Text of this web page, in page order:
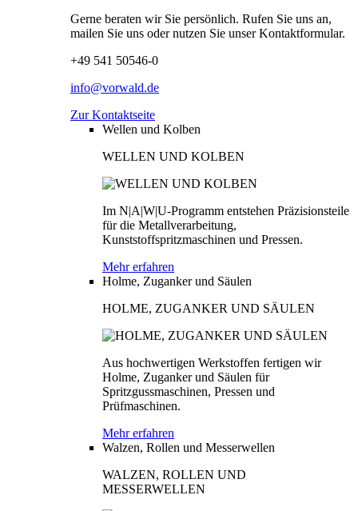
Gerne beraten wir Sie persönlich. Rufen Sie uns an,
mailen Sie uns oder nutzen Sie unser Kontaktformular.
+49 541 50546-0
info@vorwald.de
Zur Kontaktseite
Wellen und Kolben
WELLEN UND KOLBEN
Im N|A|W|U-Programm entstehen Präzisionsteile
für die Metallverarbeitung,
Kunststoffspritzmaschinen und Pressen.
Mehr erfahren
Holme, Zuganker und Säulen
HOLME, ZUGANKER UND SÄULEN
Aus hochwertigen Werkstoffen fertigen wir
Holme, Zuganker und Säulen für
Spritzgussmaschinen, Pressen und
Prüfmaschinen.
Mehr erfahren
Walzen, Rollen und Messerwellen
WALZEN, ROLLEN UND
MESSERWELLEN